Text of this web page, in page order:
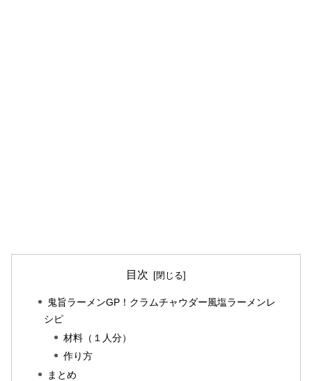
目次
鬼旨ラーメンGP！クラムチャウダー風塩ラーメンレ
シピ
材料（１人分）
作り方
まとめ